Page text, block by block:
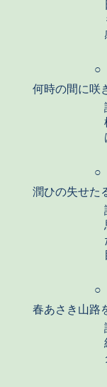
○
何時の間に咲
○
潤ひの失せた
○
春あさき山路